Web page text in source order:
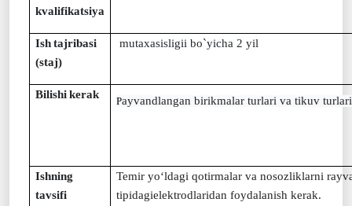
kvalifikatsiya
Ishtajribasi
(staj)
mutaxasisligii bo`yicha 2 yil
Bilishikerak
Payvandlangan birikmalar turlari va tikuv
Ishning
tavsifi
Temir yo‘ldagi qotirmalar va nosozliklarni r
tipidagielektrodlaridan foydalanish kerak.